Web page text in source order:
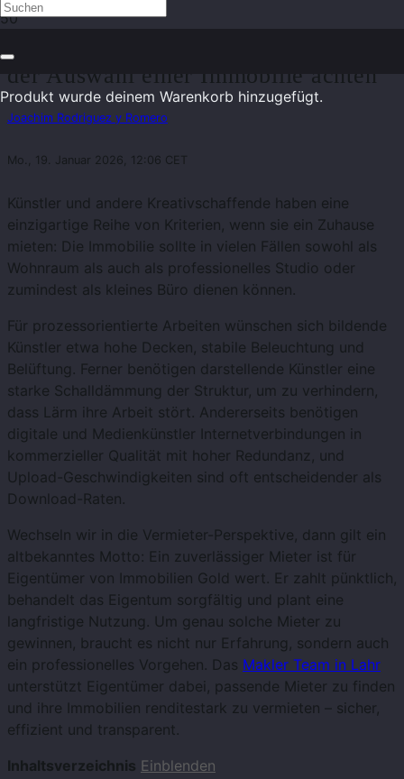
Produkt wurde deinem Warenkorb hinzugefügt.
der Auswahl einer Immobilie achten
Joachim Rodriguez y Romero
Mo., 19. Januar 2026, 12:06 CET
Künstler und andere Kreativschaffende haben eine
einzigartige Reihe von Kriterien, wenn sie ein Zuhause
mieten: Die Immobilie sollte in vielen Fällen sowohl als
Wohnraum als auch als professionelles Studio oder
zumindest als kleines Büro dienen können.
Für prozessorientierte Arbeiten wünschen sich bildende
Künstler etwa hohe Decken, stabile Beleuchtung und
Belüftung. Ferner benötigen darstellende Künstler eine
starke Schalldämmung der Struktur, um zu verhindern,
dass Lärm ihre Arbeit stört. Andererseits benötigen
digitale und Medienkünstler Internetverbindungen in
kommerzieller Qualität mit hoher Redundanz, und
Upload-Geschwindigkeiten sind oft entscheidender als
Download-Raten.
Wechseln wir in die Vermieter-Perspektive, dann gilt ein
altbekanntes Motto: Ein zuverlässiger Mieter ist für
Eigentümer von Immobilien Gold wert. Er zahlt pünktlich,
behandelt das Eigentum sorgfältig und plant eine
langfristige Nutzung. Um genau solche Mieter zu
gewinnen, braucht es nicht nur Erfahrung, sondern auch
ein professionelles Vorgehen. Das Makler Team in Lahr
unterstützt Eigentümer dabei, passende Mieter zu finden
und ihre Immobilien renditestark zu vermieten – sicher,
effizient und transparent.
Inhaltsverzeichnis Einblenden